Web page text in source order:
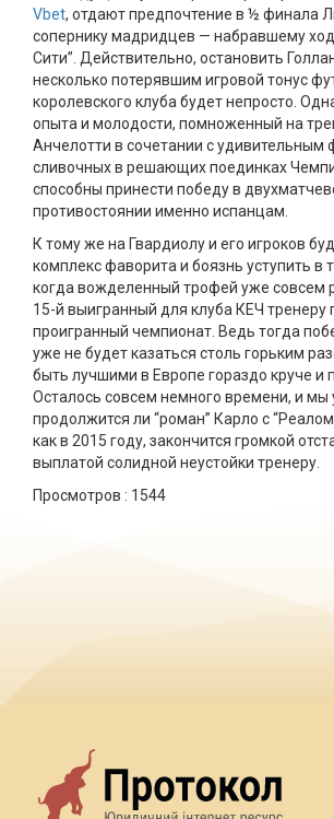
Vbet, отдают предпочтение в ½ финала
сопернику мадридцев — набравшему
Сити”. Действительно, остановить
несколько потерявшим игровой тонус
королевского клуба будет непросто.
опыта и молодости, помноженный на
Анчелотти в сочетании с удивительным
сливочных в решающих поединках
способны принести победу в
противостоянии именно испанцам.
К тому же на Гвардиолу и его игроков
комплекс фаворита и боязнь уступить в
когда вожделенный трофей уже совсем
15-й выигранный для клуба КЕЧ тренеру
проигранный чемпионат. Ведь тогда
уже не будет казаться столь горьким
быть лучшими в Европе гораздо круче и
Осталось совсем немного времени, и мы
продолжится ли “роман” Карло с
как в 2015 году, закончится громкой
выплатой солидной неустойки тренеру.
Просмотров : 1544